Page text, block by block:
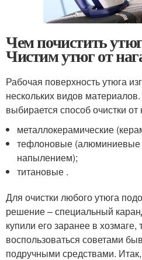
Чем почистить
Чистим утюг от
Рабочая поверхность утюга
нескольких видов
выбирается способ очистки
металлокерамические
тефлоновые
напылением);
титановые .
Для очистки любого утюга
решение – специальный
купили его заранее в хозмаге,
воспользоваться советами
подручными средствами.